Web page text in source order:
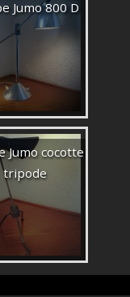
Jumo 800 D
Jumo cocotte
tripode